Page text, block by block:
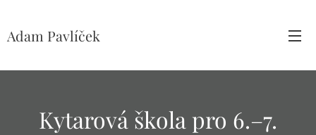
Adam Pavlíček
Kytarová škola pro 6.–7.